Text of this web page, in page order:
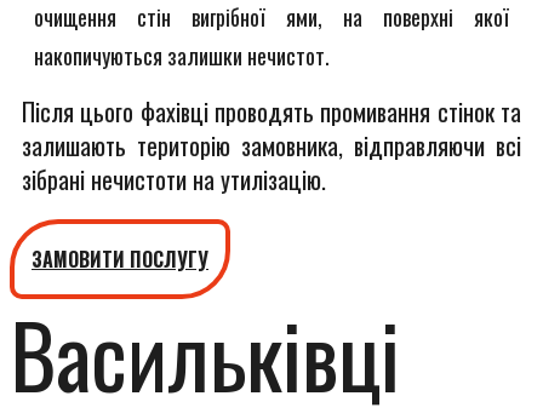
очищення стін вигрібної ями, на поверхні якої
накопичуються залишки нечистот.
Після цього фахівці проводять промивання стінок та
залишають територію замовника, відправляючи всі
зібрані нечистоти на утилізацію.
ЗАМОВИТИ ПОСЛУГУ
Васильківці